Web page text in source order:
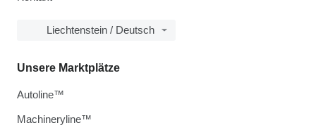
Liechtenstein / Deutsch
Unsere Marktplätze
Autoline™
Machineryline™